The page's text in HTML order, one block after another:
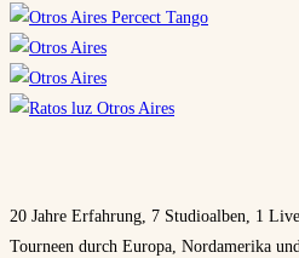
20 Jahre Erfahrung, 7 Studioalben, 1
Tourneen durch Europa, Nordamerika